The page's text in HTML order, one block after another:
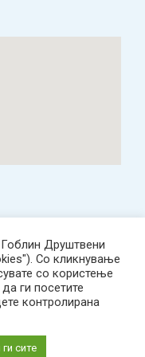
17:00
Reserved.
број:
Друштвени
Со кликнување
со користење
ги посетите
контролирана
сите